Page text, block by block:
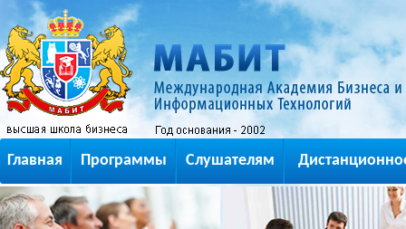
Главная Программы Слушателям